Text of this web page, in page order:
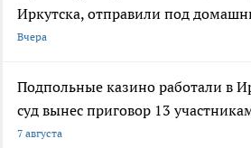
Иркутска, отправили под
Вчера
Подпольные казино работали в
суд вынес приговор 13
7 августа